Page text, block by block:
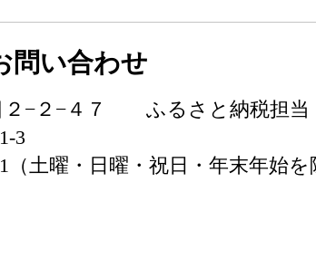
い合わせ
２−２−４７ ふるさと納税担当
3
土曜・日曜・祝日・年末年始を